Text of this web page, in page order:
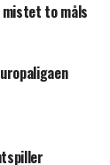
mistet to måls